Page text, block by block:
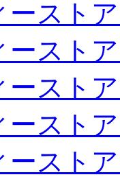
ースト
ースト
ースト
ースト
ースト